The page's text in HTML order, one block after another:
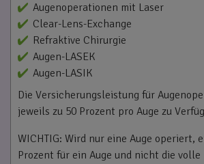
Augenoperationen mit Laser
Clear-Lens-Exchange
Refraktive Chirurgie
Augen-LASEK
Augen-LASIK
Die Versicherungsleistung für
jeweils zu 50 Prozent pro Auge zu
WICHTIG: Wird nur eine Auge operiert,
Prozent für ein Auge und nicht die volle